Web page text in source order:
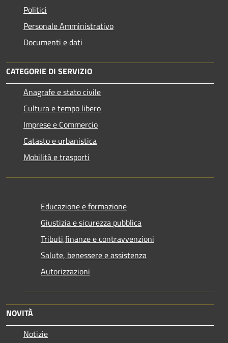
Politici
Personale Amministrativo
Documenti e dati
CATEGORIE DI SERVIZIO
Anagrafe e stato civile
Cultura e tempo libero
Imprese e Commercio
Catasto e urbanistica
Mobilità e trasporti
Educazione e formazione
Giustizia e sicurezza pubblica
Tributi,finanze e contravvenzioni
Salute, benessere e assistenza
Autorizzazioni
NOVITÀ
Notizie